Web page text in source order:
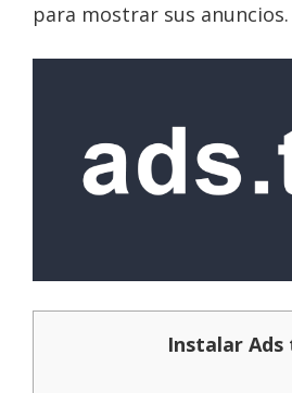
para mostrar sus anuncios.
Instalar